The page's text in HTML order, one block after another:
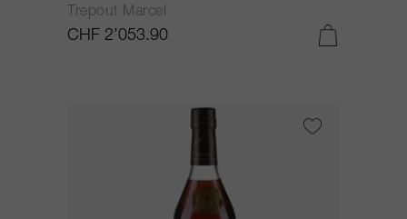
Trepout Marcel
CHF 2’053.90